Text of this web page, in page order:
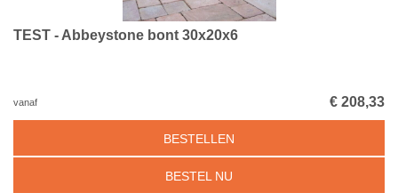
TEST - Abbeystone bont 30x20x6
vanaf € 208,33
BESTELLEN
BESTEL NU